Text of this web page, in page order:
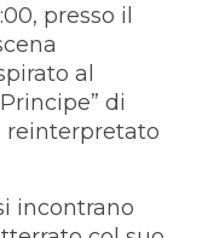
presso il
al
di
reinterpretato
incontrano